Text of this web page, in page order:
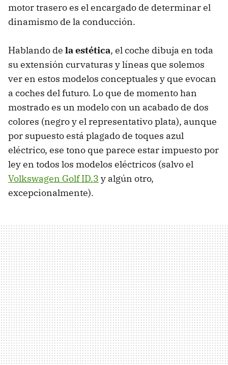
motor trasero es el encargado de determinar el
dinamismo de la conducción.
Hablando de la estética, el coche dibuja en toda
su extensión curvaturas y líneas que solemos
ver en estos modelos conceptuales y que evocan
a coches del futuro. Lo que de momento han
mostrado es un modelo con un acabado de dos
colores (negro y el representativo plata), aunque
por supuesto está plagado de toques azul
eléctrico, ese tono que parece estar impuesto por
ley en todos los modelos eléctricos (salvo el
Volkswagen Golf ID.3 y algún otro,
excepcionalmente).